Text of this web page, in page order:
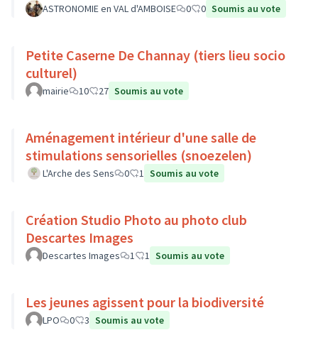
ASTRONOMIE en VAL d'AMBOISE 0 0 Soumis au vote
Petite Caserne De Channay (tiers lieu socio
culturel)
mairie 10 27 Soumis au vote
Aménagement intérieur d'une salle de
stimulations sensorielles (snoezelen)
L'Arche des Sens 0 1 Soumis au vote
Création Studio Photo au photo club
Descartes Images
Descartes Images 1 1 Soumis au vote
Les jeunes agissent pour la biodiversité
LPO 0 3 Soumis au vote